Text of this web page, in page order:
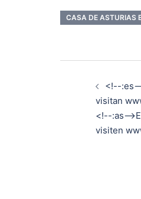
CASA DE ASTURIAS
<!--
visitan
<!--:as--
visiten